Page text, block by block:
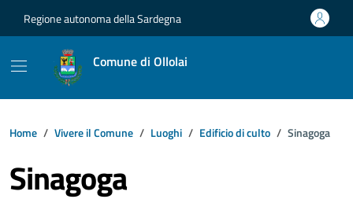
Regione autonoma della Sardegna
Comune di Ollolai
Home Vivere il Comune Luoghi Edificio di culto Sinagoga
Sinagoga